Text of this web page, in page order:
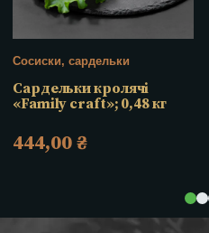
Сосиски, сардельки
Сардельки кролячі
«Family craft»; 0,48 кг
444,00₴